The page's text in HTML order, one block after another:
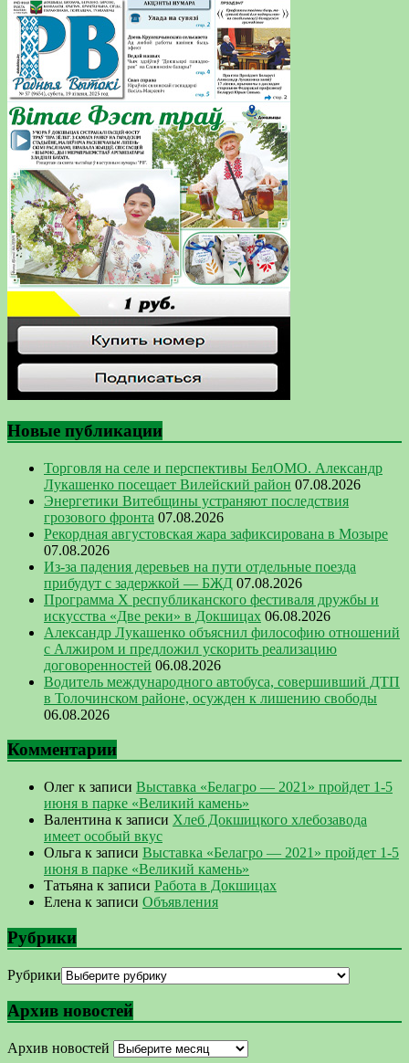
Новые публикации
Торговля на селе и перспективы БелОМО. Александр
Лукашенко посещает Вилейский район 07.08.2026
Энергетики Витебщины устраняют последствия
грозового фронта 07.08.2026
Рекордная августовская жара зафиксирована в Мозыре
07.08.2026
Из-за падения деревьев на пути отдельные поезда
прибудут с задержкой — БЖД 07.08.2026
Программа Х республиканского фестиваля дружбы и
искусства «Две реки» в Докшицах 06.08.2026
Александр Лукашенко объяснил философию отношений
с Алжиром и предложил ускорить реализацию
договоренностей 06.08.2026
Водитель международного автобуса, совершивший ДТП
в Толочинском районе, осужден к лишению свободы
06.08.2026
Комментарии
Олег к записи Выставка «Белагро — 2021» пройдет 1-5
июня в парке «Великий камень»
Валентина к записи Хлеб Докшицкого хлебозавода
имеет особый вкус
Ольга к записи Выставка «Белагро — 2021» пройдет 1-5
июня в парке «Великий камень»
Татьяна к записи Работа в Докшицах
Елена к записи Объявления
Рубрики
Рубрики
Архив новостей
Архив новостей